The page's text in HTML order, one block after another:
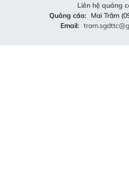
Liên hệ quảng
Quảng cáo:
Mai Trâm
Email: